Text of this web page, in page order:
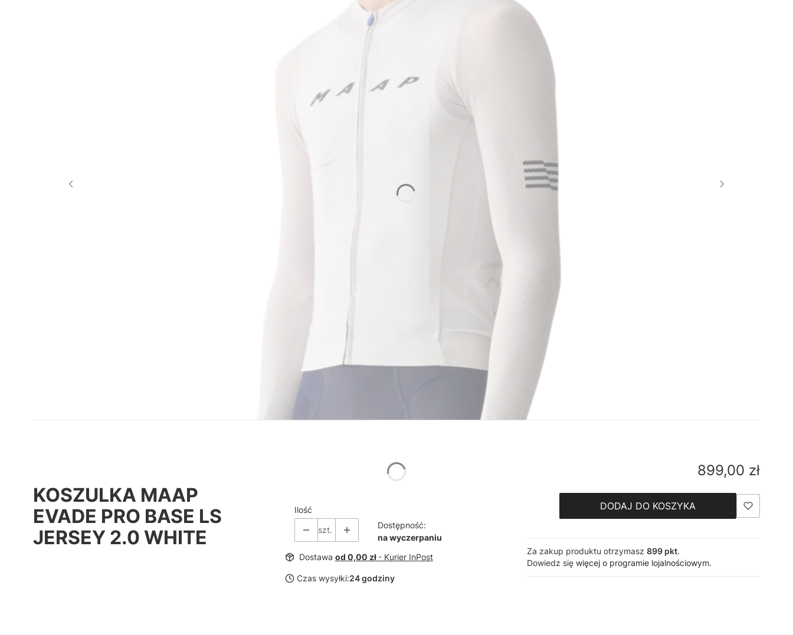
KOSZULKA MAAP
EVADE PRO BASE LS
JERSEY 2.0 WHITE
Ilość
szt.
Dostępność:
na wyczerpaniu
Dostawa od 0,00 zł - Kurier InPost
Czas wysyłki:24 godziny
Cena
899,00 zł
DODAJ DO KOSZYKA
Za zakup produktu otrzymasz899 pkt.
Dowiedz sięwięcej o programie lojalnościowym.